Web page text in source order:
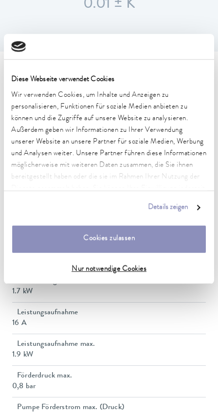
Diese Webseite verwendet Cookies
Wir verwenden Cookies, um Inhalte und Anzeigen zu
personalisieren, Funktionen für soziale Medien anbieten zu
können und die Zugriffe auf unsere Website zu analysieren.
Außerdem geben wir Informationen zu Ihrer Verwendung
unserer Website an unsere Partner für soziale Medien, Werbung
und Analysen weiter. Unsere Partner führen diese Informationen
möglicherweise mit weiteren Daten zusammen, die Sie ihnen
bereitgestellt haben oder die sie im Rahmen Ihrer Nutzung der
Details zeigen
Cookies zulassen
Nur notwendige Cookies
0.01 ± K
Technische Merkmale (nach
DIN 12876)
Arbeitstemperaturbereich
30 ... 100 °C
Arbeitstemperaturbereich mit Wasserkühlung
20 ... 100 °C
5 ... 40 °C
1.7 kW
Leistungsaufnahme
16 A
Leistungsaufnahme max.
1.9 kW
Förderdruck max.
0,8 bar
Pumpe Förderstrom max. (Druck)